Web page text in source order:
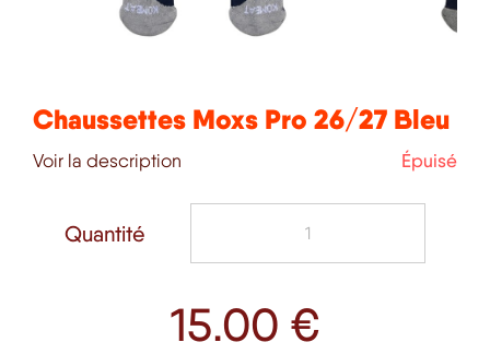
Chaussettes Moxs Pro 26/27 Bleu
Voir la description Épuisé
Quantité
15.00 €